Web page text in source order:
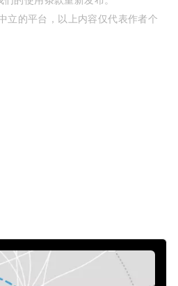
立的平台，以上内容仅代表作者个